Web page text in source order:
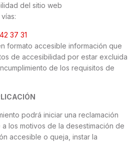
del sitio web
37 31
formato accesible información que
de accesibilidad por estar excluida
de los requisitos de
podrá iniciar una reclamación
los motivos de la desestimación de
accesible o queja, instar la